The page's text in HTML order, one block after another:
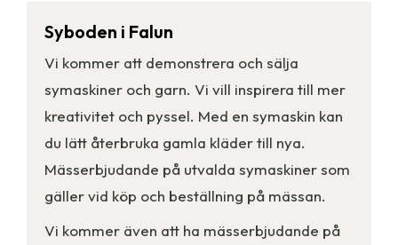
Syboden i Falun
Vi kommer att demonstrera och sälja
symaskiner och garn. Vi vill inspirera till mer
kreativitet och pyssel. Med en symaskin kan
du lätt återbruka gamla kläder till nya.
Mässerbjudande på utvalda symaskiner som
gäller vid köp och beställning på mässan.
Vi kommer även att ha mässerbjudande på